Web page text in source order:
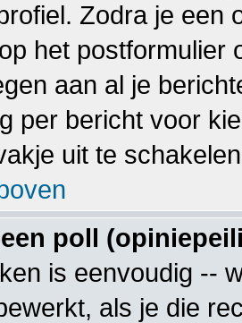
Zodra je
het postformulier
aan al je
per bericht voor
uit te
poll
is eenvoudig --
als je die